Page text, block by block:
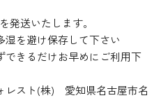
発送いたします。
を避け保存して下さい
きるだけお早めにご利用下
レスト(株) 愛知県名古屋市名